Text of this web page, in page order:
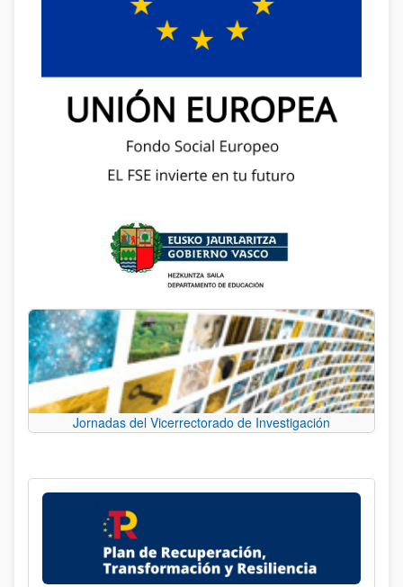
Jornadas del Vicerrectorado de Investigación